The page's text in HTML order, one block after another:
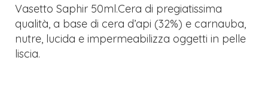
Vasetto Saphir 50ml.Cera di pregiatissima
qualità, a base di cera d’api (32%) e carnauba,
nutre, lucida e impermeabilizza oggetti in pelle
liscia.